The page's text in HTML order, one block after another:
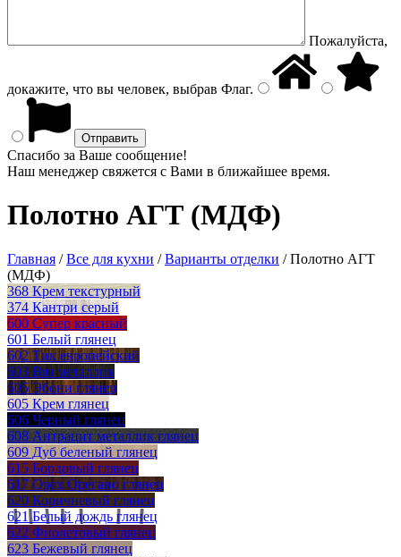
Пожалуйста,
докажите, что вы человек, выбрав Флаг.
Спасибо за Ваше сообщение!
Наш менеджер свяжется с Вами в ближайшее время.
Полотно АГТ (МДФ)
Главная /Все для кухни /Варианты отделки /Полотно АГТ
(МДФ)
368 Крем текстурный
374 Кантри серый
600 Супер красный
601 Белый глянец
602 Тик европейский
603 Вяз металлик
605 Эбони глянец
605 Крем глянец
606 Черный глянец
608 Антрацит металлик глянец
609 Дуб беленый глянец
615 Бордовый глянец
617 Орех Орегано глянец
620 Коричневый глянец
621 Белый дождь глянец
622 Фиолетовый глянец
623 Бежевый глянец